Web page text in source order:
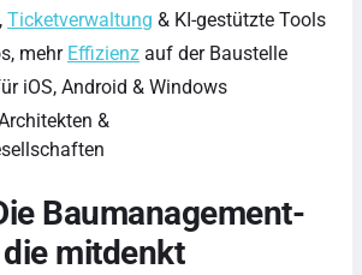
Ticketverwaltung & KI-gestützte Tools
mehr Effizienz auf der Baustelle
iOS, Android & Windows
&
Baumanagement-
mitdenkt